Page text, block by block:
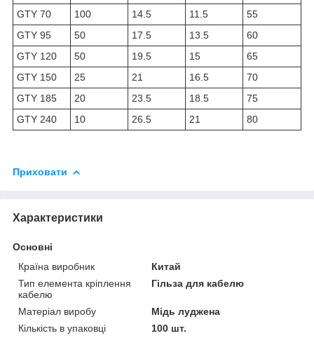
GTY 70
100 14.5 11.5
55
GTY 95
50 17.5 13.5
60
GTY 120
50 19.5 15
65
GTY 150
25 21 16.5
70
GTY 185
20 23.5 18.5
75
GTY 240
10 26.5 21 80
Приховати
Характеристики
Основні
Країна виробник
Китай
Тип елемента кріплення
кабелю
Гільза для кабелю
Матеріал виробу
Мідь луджена
Кількість в упаковці
100 шт.